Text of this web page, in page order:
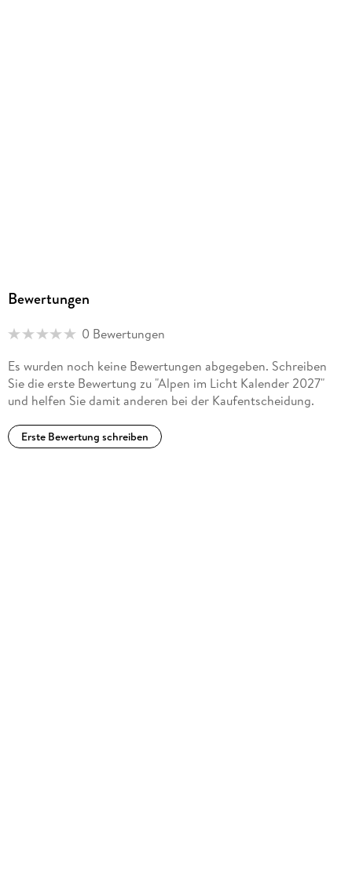
Bewertungen
0 Bewertungen
Es wurden noch keine Bewertungen abgegeben. Schreiben
Sie die erste Bewertung zu "Alpen im Licht Kalender 2027"
und helfen Sie damit anderen bei der Kaufentscheidung.
Erste Bewertung schreiben